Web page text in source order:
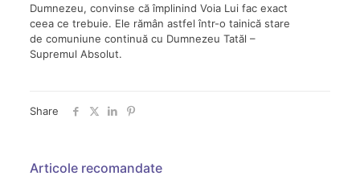
Dumnezeu, convinse că împlinind Voia Lui fac exact
ceea ce trebuie. Ele rămân astfel într-o tainică stare
de comuniune continuă cu Dumnezeu Tatăl –
Supremul Absolut.
Share
Articole recomandate